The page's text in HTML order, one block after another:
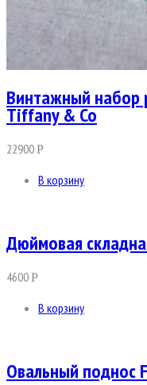
Винтажный набор
Tiffany & Co
22900Р
В корзину
Дюймовая
4600Р
В корзину
Овальный поднос